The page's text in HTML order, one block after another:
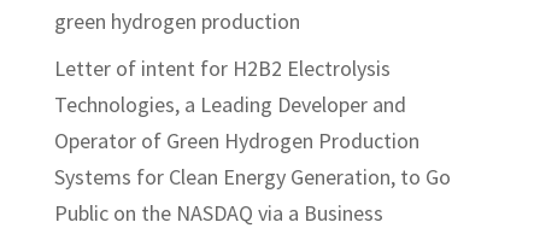
green hydrogen production
Letter of intent for H2B2 Electrolysis
Technologies, a Leading Developer and
Operator of Green Hydrogen Production
Systems for Clean Energy Generation, to Go
Public on the NASDAQ via a Business